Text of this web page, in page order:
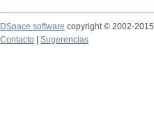
DSpace software copyright © 2002-2015
Contacto
Sugerencias